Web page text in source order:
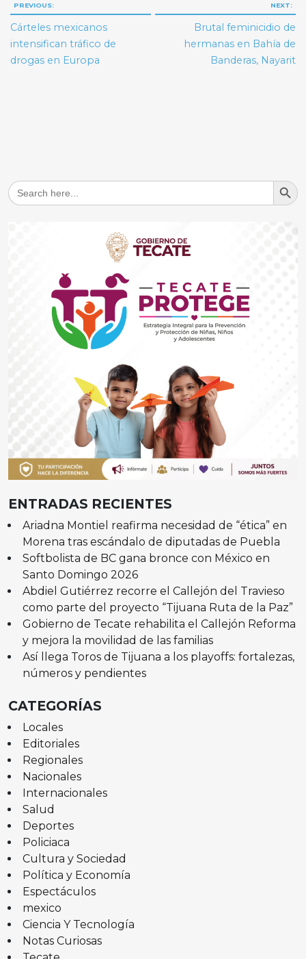
Navegación
de
entradas
PREVIOUS:
Cárteles mexicanos
intensifican tráfico de
drogas en Europa
NEXT:
Brutal feminicidio de
hermanas en Bahía de
Banderas, Nayarit
Search
for:
Search
ENTRADAS RECIENTES
Ariadna Montiel reafirma necesidad de “ética” en
Morena tras escándalo de diputadas de Puebla
Softbolista de BC gana bronce con México en
Santo Domingo 2026
Abdiel Gutiérrez recorre el Callejón del Travieso
como parte del proyecto “Tijuana Ruta de la Paz”
Gobierno de Tecate rehabilita el Callejón Reforma
y mejora la movilidad de las familias
Así llega Toros de Tijuana a los playoffs: fortalezas,
números y pendientes
CATEGORÍAS
Locales
Editoriales
Regionales
Nacionales
Internacionales
Salud
Deportes
Policiaca
Cultura y Sociedad
Política y Economía
Espectáculos
mexico
Ciencia Y Tecnología
Notas Curiosas